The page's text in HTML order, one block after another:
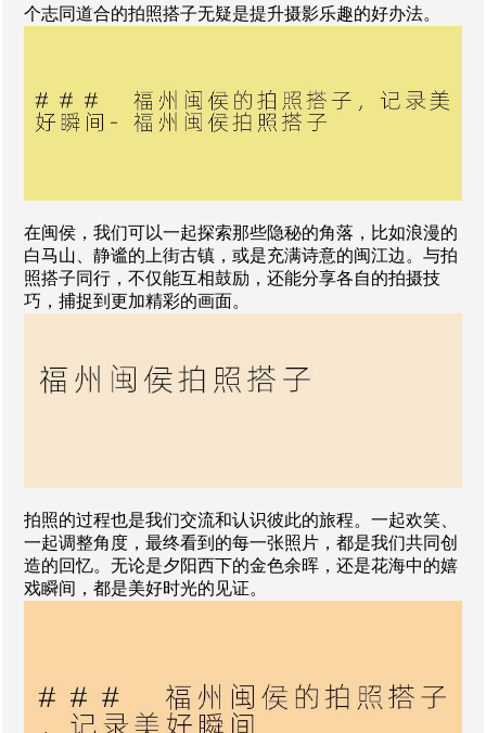
个志同道合的拍照搭子无疑是提升摄影乐趣的好办法。
在闽侯，我们可以一起探索那些隐秘的角落，比如浪漫的
白马山、静谧的上街古镇，或是充满诗意的闽江边。与拍
照搭子同行，不仅能互相鼓励，还能分享各自的拍摄技
巧，捕捉到更加精彩的画面。
拍照的过程也是我们交流和认识彼此的旅程。一起欢笑、
一起调整角度，最终看到的每一张照片，都是我们共同创
造的回忆。无论是夕阳西下的金色余晖，还是花海中的嬉
戏瞬间，都是美好时光的见证。